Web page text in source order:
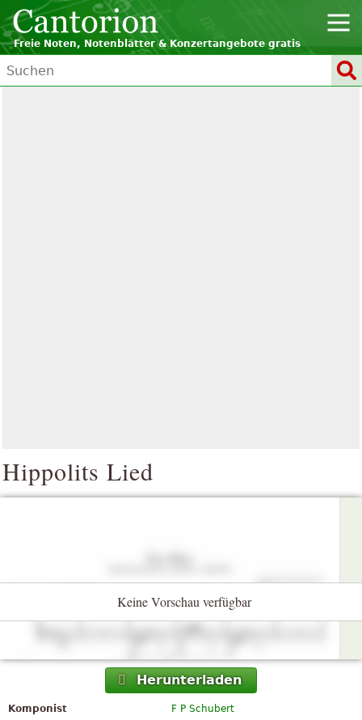
Freie Noten, Notenblätter & Konzertangebote gratis
Hippolits Lied
Keine Vorschau verfügbar
Herunterladen
Komponist
F P Schubert